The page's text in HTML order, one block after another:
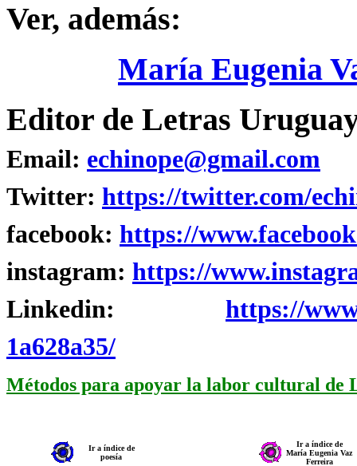
Ver, además:
María Eugenia
Editor de Letras
Email: echinope@gmail.com
Twitter: https://twitter.com/
facebook: https://
instagram: https://
Linkedin: https://
1a628a35/
Métodos para apoyar la labor cultural de
Ir a índice de
poesía
Ir a índice de
María Eugenia Vaz
Ferreira